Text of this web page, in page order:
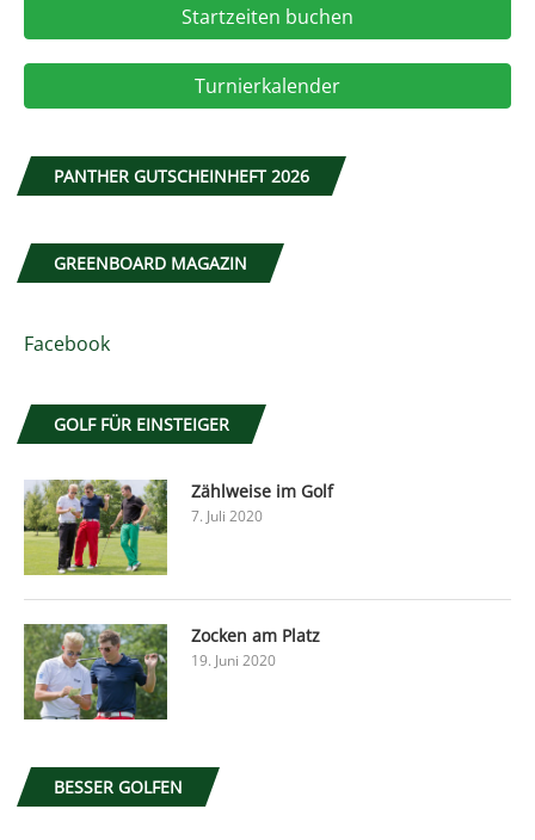
Startzeiten buchen
Turnierkalender
PANTHER GUTSCHEINHEFT 2026
GREENBOARD MAGAZIN
Facebook
GOLF FÜR EINSTEIGER
Zählweise im Golf
7. Juli 2020
Zocken am Platz
19. Juni 2020
BESSER GOLFEN